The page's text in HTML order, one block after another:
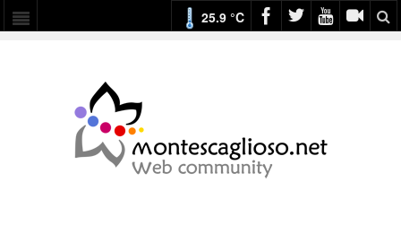
25.9 °C